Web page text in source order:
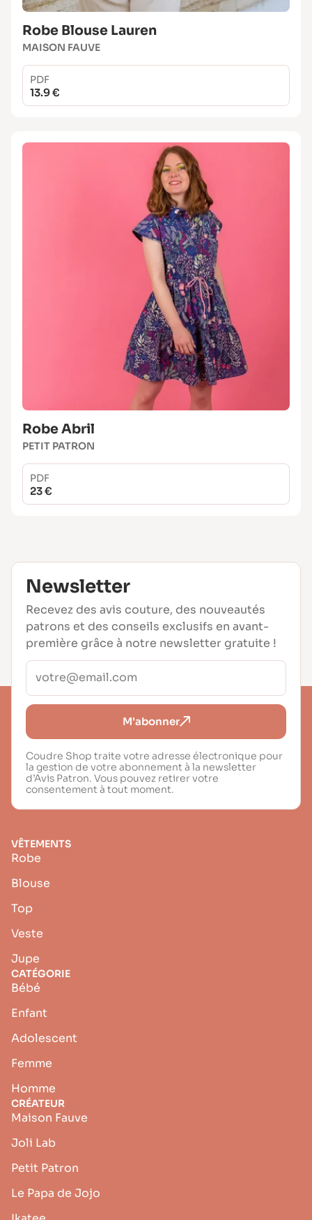
Robe Blouse Lauren
MAISON FAUVE
PDF
13.9 €
Robe Abril
PETIT PATRON
PDF
23 €
Newsletter
Recevez des avis couture, des nouveautés
patrons et des conseils exclusifs en avant-
première grâce à notre newsletter gratuite !
M'abonner
Coudre Shop traite votre adresse électronique pour
la gestion de votre abonnement à la newsletter
d’Avis Patron. Vous pouvez retirer votre
consentement à tout moment.
VÊTEMENTS
Robe
Blouse
Top
Veste
Jupe
CATÉGORIE
Bébé
Enfant
Adolescent
Femme
Homme
CRÉATEUR
Maison Fauve
Joli Lab
Petit Patron
Le Papa de Jojo